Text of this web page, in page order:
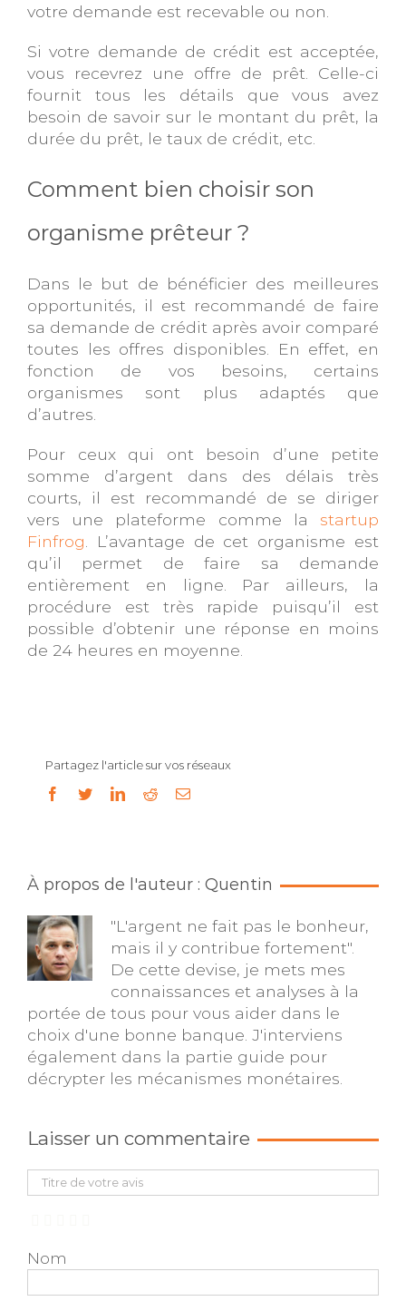
votre demande est recevable ou non.
Si votre demande de crédit est acceptée,
vous recevrez une offre de prêt. Celle-ci
fournit tous les détails que vous avez
besoin de savoir sur le montant du prêt, la
durée du prêt, le taux de crédit, etc.
Comment bien choisir son
organisme prêteur ?
Dans le but de bénéficier des meilleures
opportunités, il est recommandé de faire
sa demande de crédit après avoir comparé
toutes les offres disponibles. En effet, en
fonction de vos besoins, certains
organismes sont plus adaptés que
d’autres.
Pour ceux qui ont besoin d’une petite
somme d’argent dans des délais très
courts, il est recommandé de se diriger
vers une plateforme comme la startup
Finfrog . L’avantage de cet organisme est
qu’il permet de faire sa demande
entièrement en ligne. Par ailleurs, la
procédure est très rapide puisqu’il est
possible d’obtenir une réponse en moins
de 24 heures en moyenne.
Partagez l'article sur vos réseaux
facebook
twitterlinkedinredditEmail
À propos de l'auteur : Quentin
"L'argent ne fait pas le bonheur,
mais il y contribue fortement".
De cette devise, je mets mes
connaissances et analyses à la
portée de tous pour vous aider dans le
choix d'une bonne banque. J'interviens
également dans la partie guide pour
décrypter les mécanismes monétaires.
Laisser un commentaire
Nom